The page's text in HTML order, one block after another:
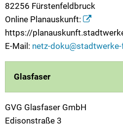
82256 Fürstenfeldbruck
Online Planauskunft:
https://
E-Mail: netz-
Glasfaser
GVG Glasfaser GmbH
Edisonstraße 3